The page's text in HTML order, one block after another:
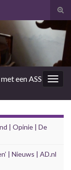
een ASS
| Opinie | De
| Nieuws | AD.nl